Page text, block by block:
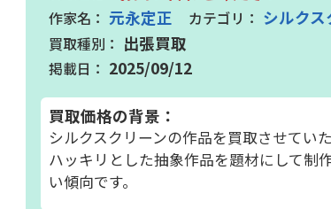
元永定正 シルクス
出張買取
2025/09/12
買取価格の背景：
シルクスクリーンの作品を買取させてい
ハッキリとした抽象作品を題材にして制
い傾向です。